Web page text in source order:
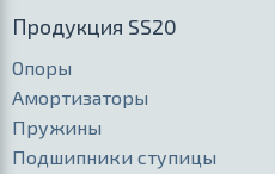
Продукция SS20
Опоры
Амортизаторы
Пружины
Подшипники ступицы